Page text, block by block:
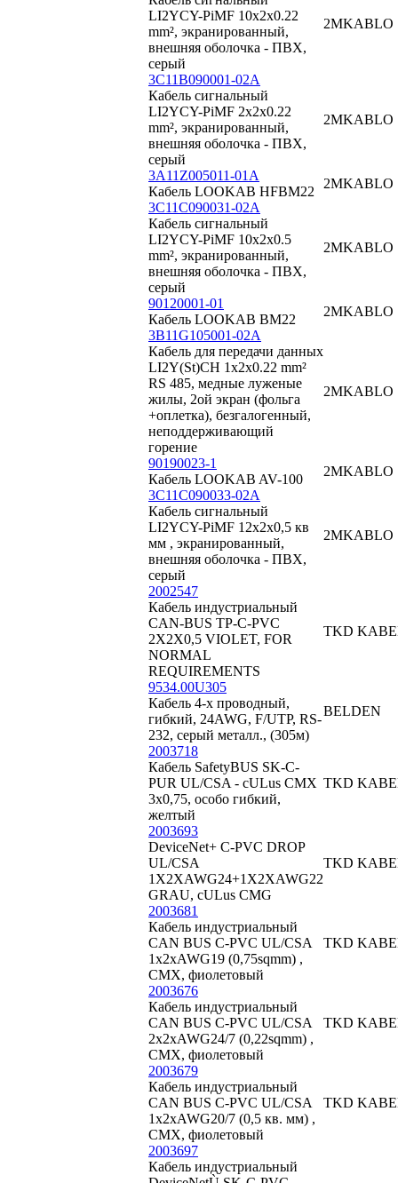
LI2YCY-PiMF 10x2x0.22
mm², экранированный,
внешняя оболочка - ПВХ,
серый
2MKABLO
3C11B090001-02A
Кабель сигнальный
LI2YCY-PiMF 2x2x0.22
mm², экранированный,
внешняя оболочка - ПВХ,
серый
2MKABLO
3A11Z005011-01A
Кабель LOOKAB HFBM22
2MKABLO
3C11C090031-02A
Кабель сигнальный
LI2YCY-PiMF 10x2x0.5
mm², экранированный,
внешняя оболочка - ПВХ,
серый
2MKABLO
90120001-01
Кабель LOOKAB BM22
2MKABLO
3B11G105001-02A
Кабель для передачи данных
LI2Y(St)CH 1x2x0.22 mm²
RS 485, медные луженые
жилы, 2ой экран (фольга
+оплетка), безгалогенный,
неподдерживающий
горение
2MKABLO
90190023-1
Кабель LOOKAB AV-100
2MKABLO
3C11C090033-02A
Кабель сигнальный
LI2YCY-PiMF 12x2x0,5 кв
мм , экранированный,
внешняя оболочка - ПВХ,
серый
2MKABLO
2002547
Кабель индустриальный
CAN-BUS TP-C-PVC
2X2X0,5 VIOLET, FOR
NORMAL
REQUIREMENTS
TKD
9534.00U305
Кабель 4-х проводный,
гибкий, 24AWG, F/UTP, RS-
232, серый металл., (305м)
BELDEN
2003718
Кабель SafetyBUS SK-C-
PUR UL/CSA - cULus CMX
3x0,75, особо гибкий,
желтый
TKD
2003693
DeviceNet+ C-PVC DROP
UL/CSA
1X2XAWG24+1X2XAWG22
GRAU, cULus CMG
TKD
2003681
Кабель индустриальный
CAN BUS C-PVC UL/CSA
1x2xAWG19 (0,75sqmm) ,
CMX, фиолетовый
TKD
2003676
Кабель индустриальный
CAN BUS C-PVC UL/CSA
2x2xAWG24/7 (0,22sqmm) ,
CMX, фиолетовый
TKD
2003679
Кабель индустриальный
CAN BUS C-PVC UL/CSA
1x2xAWG20/7 (0,5 кв. мм) ,
CMX, фиолетовый
TKD
2003697
Кабель индустриальный